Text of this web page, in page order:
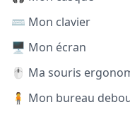
⌨️ Mon clavier
🖥️ Mon écran
🖱️ Ma souris
🧍 Mon bureau